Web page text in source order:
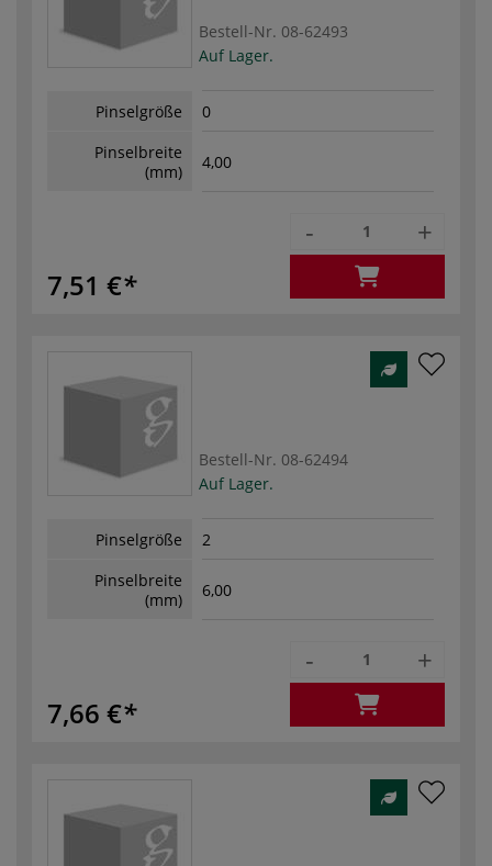
Bestell-Nr. 08-62493
Auf Lager.
Pinselgröße
0
Pinselbreite
(mm)
4,00
7,51 €
- +
Bestell-Nr. 08-62494
Auf Lager.
Pinselgröße
2
Pinselbreite
(mm)
6,00
7,66 €
- +